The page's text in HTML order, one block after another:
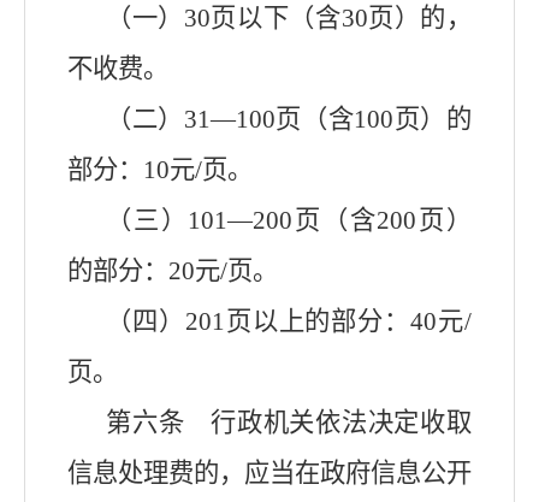
（一）30页以下（含30页）的，
不收费。
（二）31—100页（含100页）的
部分：10元/页。
（三）101—200页（含200页）
的部分：20元/页。
（四）201页以上的部分：40元/
页。
第六条 行政机关依法决定收取
信息处理费的，应当在政府信息公开